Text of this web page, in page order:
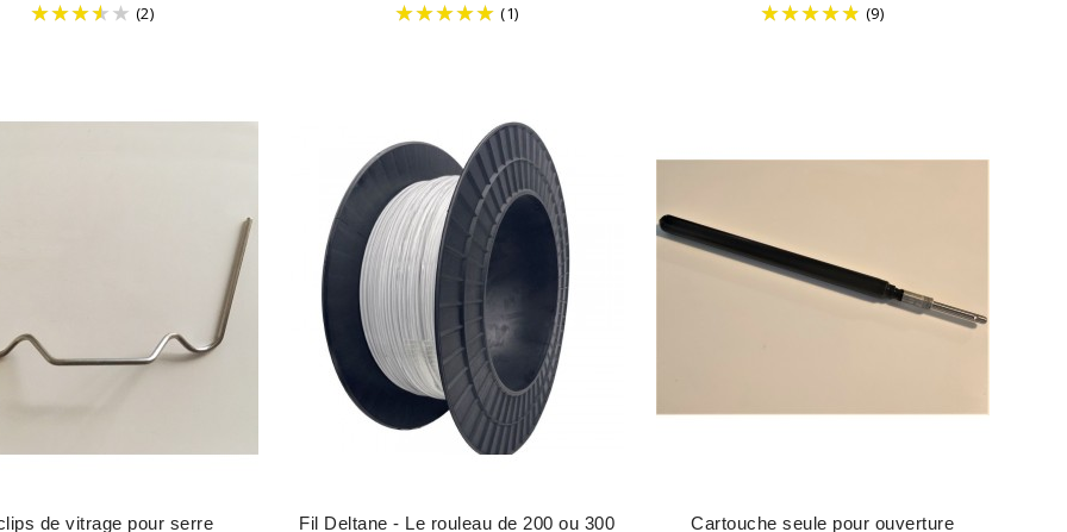
(2) (1) (9)
de vitrage pour serre
Fil Deltane - Le rouleau de 200 ou 300
Cartouche seule pour ouverture